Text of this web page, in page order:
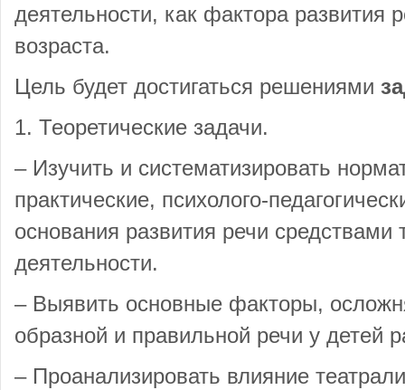
деятельности, как фактора развития
возраста.
Цель будет достигаться решениями
1. Теоретические задачи.
– Изучить и систематизировать
практические, психолого-
основания развития речи средствами
деятельности.
– Выявить основные факторы,
образной и правильной речи у детей
– Проанализировать влияние